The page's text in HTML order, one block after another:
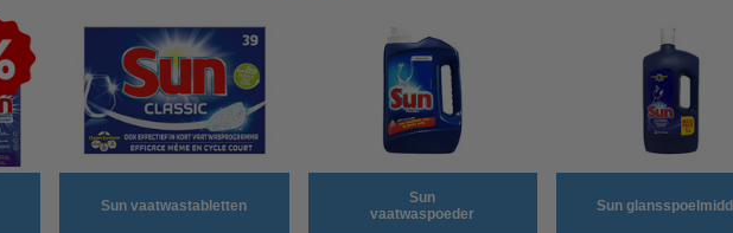
Sun vaatwastabletten
Sun
vaatwaspoeder
Sun